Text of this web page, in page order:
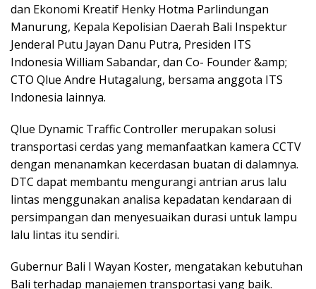
dan Ekonomi Kreatif Henky Hotma Parlindungan
Manurung, Kepala Kepolisian Daerah Bali Inspektur
Jenderal Putu Jayan Danu Putra, Presiden ITS
Indonesia William Sabandar, dan Co- Founder &amp;
CTO Qlue Andre Hutagalung, bersama anggota ITS
Indonesia lainnya.
Qlue Dynamic Traffic Controller merupakan solusi
transportasi cerdas yang memanfaatkan kamera CCTV
dengan menanamkan kecerdasan buatan di dalamnya.
DTC dapat membantu mengurangi antrian arus lalu
lintas menggunakan analisa kepadatan kendaraan di
persimpangan dan menyesuaikan durasi untuk lampu
lalu lintas itu sendiri.
Gubernur Bali I Wayan Koster, mengatakan kebutuhan
Bali terhadap manajemen transportasi yang baik.